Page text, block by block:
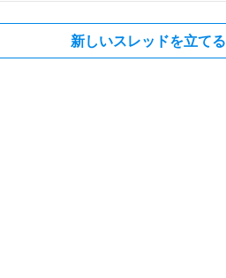
新しいスレッドを立てる